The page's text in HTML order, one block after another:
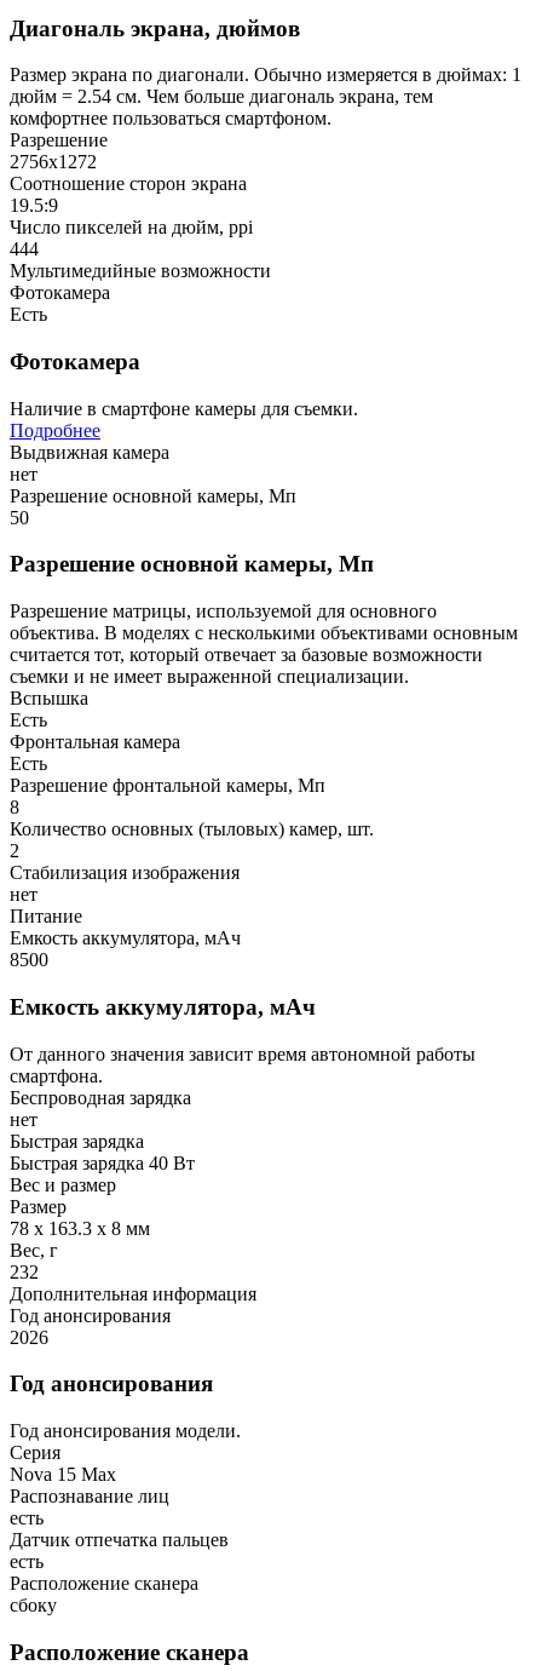
Диагональ экрана, дюймов
Размер экрана по диагонали. Обычно измеряется в дюймах: 1
дюйм = 2.54 см. Чем больше диагональ экрана, тем
комфортнее пользоваться смартфоном.
Разрешение
2756x1272
Соотношение сторон экрана
19.5:9
Число пикселей на дюйм, ppi
444
Мультимедийные возможности
Фотокамера
Есть
Фотокамера
Наличие в смартфоне камеры для съемки.
Подробнее
Выдвижная камера
нет
Разрешение основной камеры, Мп
50
Разрешение основной камеры, Мп
Разрешение матрицы, используемой для основного
объектива. В моделях с несколькими объективами основным
считается тот, который отвечает за базовые возможности
съемки и не имеет выраженной специализации.
Вспышка
Есть
Фронтальная камера
Есть
Разрешение фронтальной камеры, Мп
8
Количество основных (тыловых) камер, шт.
2
Стабилизация изображения
нет
Питание
Емкость аккумулятора, мАч
8500
Емкость аккумулятора, мАч
От данного значения зависит время автономной работы
смартфона.
Беспроводная зарядка
нет
Быстрая зарядка
Быстрая зарядка 40 Вт
Вес и размер
Размер
78 х 163.3 х 8 мм
Вес, г
232
Дополнительная информация
Год анонсирования
2026
Год анонсирования
Год анонсирования модели.
Серия
Nova 15 Max
Распознавание лиц
есть
Датчик отпечатка пальцев
есть
Расположение сканера
сбоку
Расположение сканера